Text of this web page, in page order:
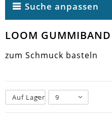
Suche anpassen
LOOM GUMMIBAND
zum Schmuck basteln
Auf Lager 9